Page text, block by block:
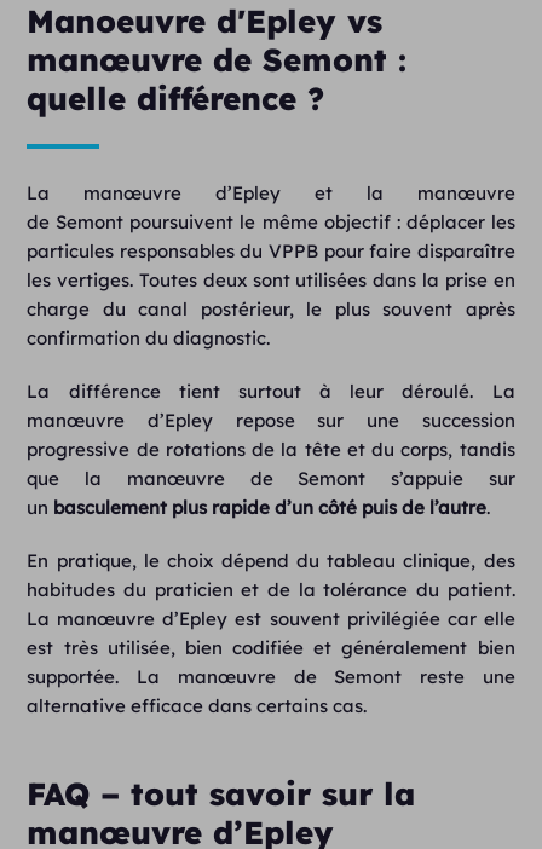
Manoeuvre d'Epley vs
manœuvre de Semont :
quelle différence ?
La manœuvre d’Epley et la manœuvre
de Semont poursuivent le même objectif : déplacer les
particules responsables du VPPB pour faire disparaître
les vertiges. Toutes deux sont utilisées dans la prise en
charge du canal postérieur, le plus souvent après
confirmation du diagnostic.
La différence tient surtout à leur déroulé. La
manœuvre d’Epley repose sur une succession
progressive de rotations de la tête et du corps, tandis
que la manœuvre de Semont s’appuie sur
un basculement plus rapide d’un côté puis de l’autre.
En pratique, le choix dépend du tableau clinique, des
habitudes du praticien et de la tolérance du patient.
La manœuvre d’Epley est souvent privilégiée car elle
est très utilisée, bien codifiée et généralement bien
supportée. La manœuvre de Semont reste une
alternative efficace dans certains cas.
FAQ – tout savoir sur la
manœuvre d’Epley